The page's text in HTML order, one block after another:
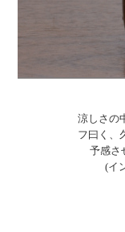
涼しさの
フ曰く、
予感さ
(イ